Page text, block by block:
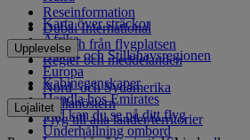
Reseinformation
Dubai International
Till och från flygplatsen
Regler och meddelanden
Karta över sträckor
Afrika
Asien- och Stillahavsregionen
Europa
Nord- och Sydamerika
Mellanöstern
Flyg till alla länder/territorier
Upplevelse
Kabinegenskaper
Handla hos Emirates
Vad kan du se på ditt flyg
Underhållning ombord
Lojalitet